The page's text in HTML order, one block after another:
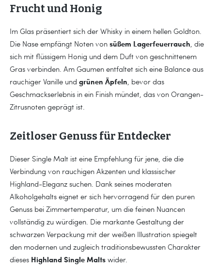
Frucht und Honig
Im Glas präsentiert sich der Whisky in einem hellen Goldton.
Die Nase empfängt Noten von süßem Lagerfeuerrauch, die
sich mit flüssigem Honig und dem Duft von geschnittenem
Gras verbinden. Am Gaumen entfaltet sich eine Balance aus
rauchiger Vanille und grünen Äpfeln, bevor das
Geschmackserlebnis in ein Finish mündet, das von Orangen-
Zitrusnoten geprägt ist.
Zeitloser Genuss für Entdecker
Dieser Single Malt ist eine Empfehlung für jene, die die
Verbindung von rauchigen Akzenten und klassischer
Highland-Eleganz suchen. Dank seines moderaten
Alkoholgehalts eignet er sich hervorragend für den puren
Genuss bei Zimmertemperatur, um die feinen Nuancen
vollständig zu würdigen. Die markante Gestaltung der
schwarzen Verpackung mit der weißen Illustration spiegelt
den modernen und zugleich traditionsbewussten Charakter
dieses Highland Single Malts wider.